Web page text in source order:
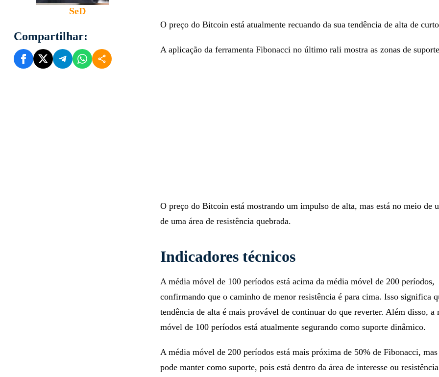
SeD
Compartilhar:
O preço do Bitcoin está atualmente recuando da sua tendência de alta de
A aplicação da ferramenta Fibonacci no último rali mostra as zonas de
O preço do Bitcoin está mostrando um impulso de alta, mas está no meio de
de uma área de resistência quebrada.
Indicadores técnicos
A média móvel de 100 períodos está acima da média móvel de 200 períodos,
confirmando que o caminho de menor resistência é para cima. Isso significa
tendência de alta é mais provável de continuar do que reverter. Além disso, a
móvel de 100 períodos está atualmente segurando como suporte dinâmico.
A média móvel de 200 períodos está mais próxima de 50% de Fibonacci,
pode manter como suporte, pois está dentro da área de interesse ou